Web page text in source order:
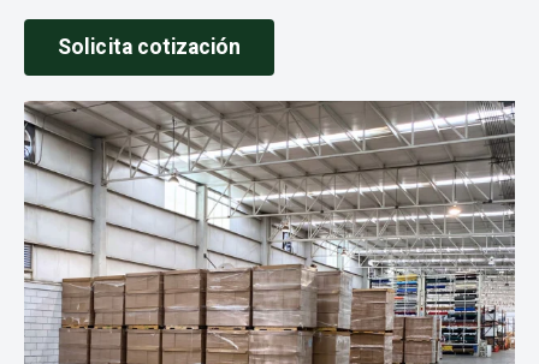
Solicita cotización